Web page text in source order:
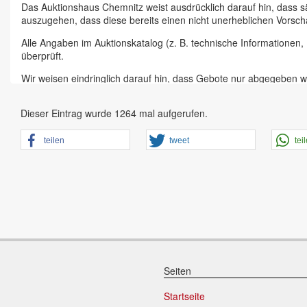
Das Auktionshaus Chemnitz weist ausdrücklich darauf hin, dass
auszugehen, dass diese bereits einen nicht unerheblichen
Alle Angaben im Auktionskatalog (z. B. technische
überprüft.
Wir weisen eindringlich darauf hin, dass Gebote nur abgegeben
Online Bieter, Bieter bei Vor-Ort-Versteigerungen direkt beim
Sämtliche Neueingänge werden sofort online gestellt. Sobald
vorheriger Anmeldung zu besichtigen.
Abgegebene Gebote in Form von Online-Vorgeboten gelten als
Schriftliche Gebote werden ab sofort nicht mehr angenommen,
Dieser Eintrag wurde 1264 mal aufgerufen.
teilen tweet
Seiten
Startseite